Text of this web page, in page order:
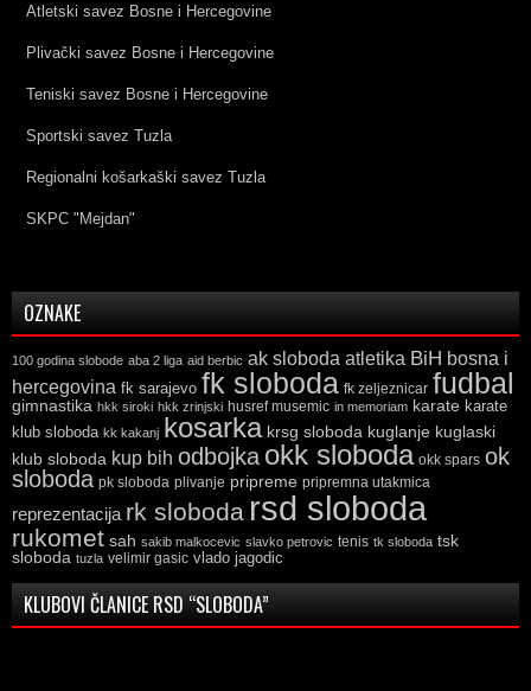
Atletski savez Bosne i Hercegovine
Plivački savez Bosne i Hercegovine
Teniski savez Bosne i Hercegovine
Sportski savez Tuzla
Regionalni košarkaški savez Tuzla
SKPC "Mejdan"
OZNAKE
100 godina slobode aba 2 liga aid berbic ak sloboda atletika BiH bosna i
hercegovina fk sarajevo fk sloboda fk zeljeznicar fudbal
gimnastika hkk siroki hkk zrinjski husref musemic in memoriam karate karate
klub sloboda kk kakanj kosarka krsg sloboda kuglanje kuglaski
klub sloboda kup bih odbojka okk sloboda okk spars ok
sloboda pk sloboda plivanje pripreme pripremna utakmica
reprezentacija rk sloboda rsd sloboda
rukomet sah sakib malkocevic slavko petrovic tenis tk sloboda tsk
sloboda tuzla velimir gasic vlado jagodic
KLUBOVI ČLANICE RSD “SLOBODA”